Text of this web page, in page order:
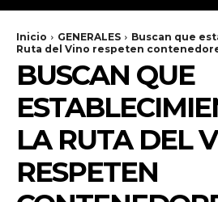
Inicio GENERALES
Buscan que
Ruta del Vino respeten
BUSCAN QUE
LA RUTA DEL
RESPETEN